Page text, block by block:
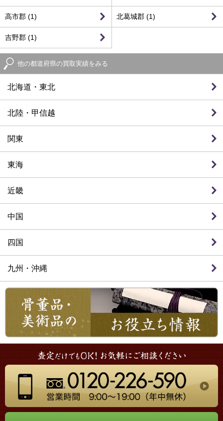
高市郡 (1) 北葛城郡 (1)
吉野郡 (1)
他の都道府県の買取実績をみる
北海道・東北
北陸・甲信越
関東
東海
近畿
中国
四国
九州・沖縄